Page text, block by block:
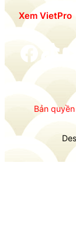
Xem VietPro
Facebook TikTok YouTube
Bản